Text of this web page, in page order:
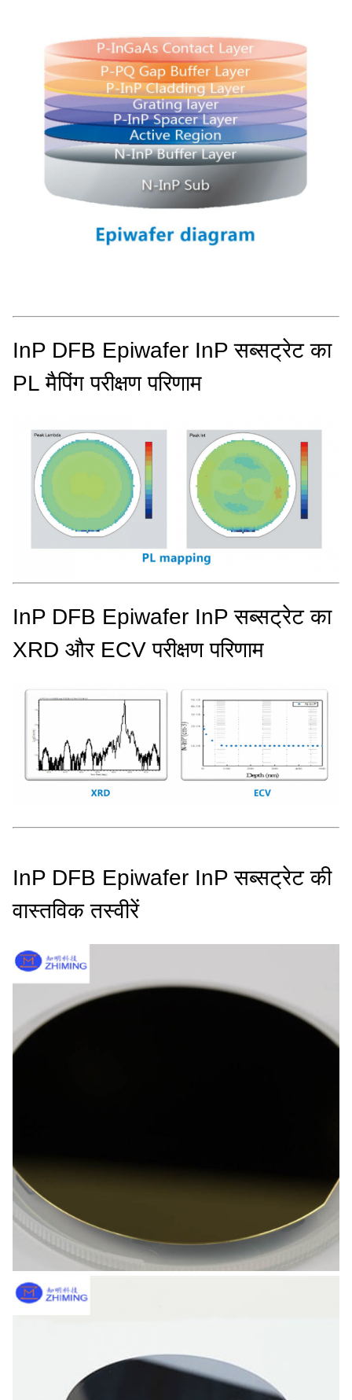
InP DFB Epiwafer InP सब्सट्रेट का
PL मैपिंग परीक्षण परिणाम
InP DFB Epiwafer InP सब्सट्रेट का
XRD और ECV परीक्षण परिणाम
InP DFB Epiwafer InP सब्सट्रेट की
वास्तविक तस्वीरें